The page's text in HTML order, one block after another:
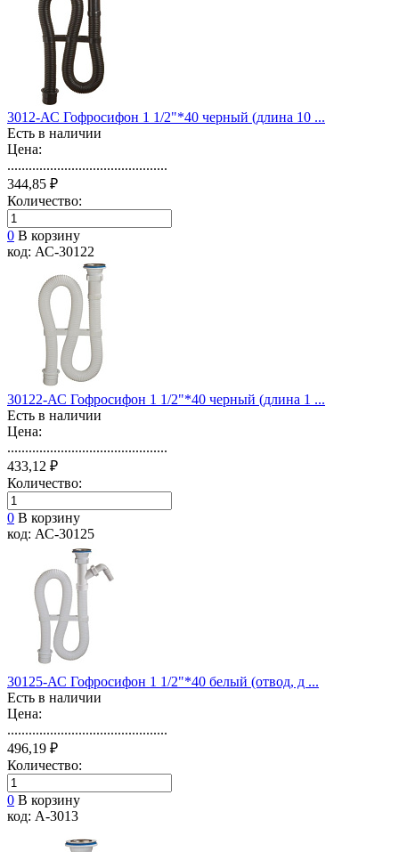
3012-АС Гофросифон 1 1/2"*40 черный (длина 10 ...
Есть в наличии
Цена:
.............................................
344,85 ₽
Количество:
0 В корзину
код: АС-30122
30122-АС Гофросифон 1 1/2"*40 черный (длина 1 ...
Есть в наличии
Цена:
.............................................
433,12 ₽
Количество:
0 В корзину
код: АС-30125
30125-АС Гофросифон 1 1/2"*40 белый (отвод, д ...
Есть в наличии
Цена:
.............................................
496,19 ₽
Количество:
0 В корзину
код: А-3013